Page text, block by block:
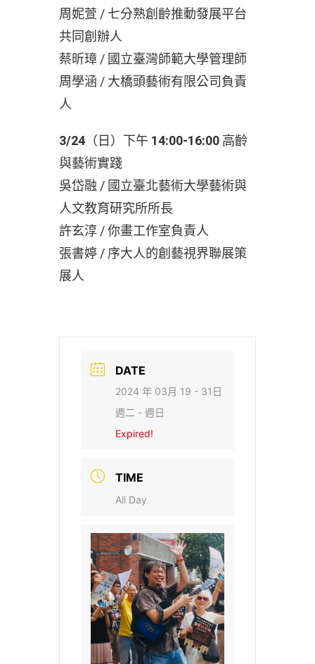
周妮萱 / 七分熟創齡推動發展平台
共同創辦人
蔡昕璋 / 國立臺灣師範大學管理師
周學涵 / 大橋頭藝術有限公司負責
人
3/24 （日）下午 14:00-16:00 高齡
與藝術實踐
吳岱融 / 國立臺北藝術大學藝術與
人文教育研究所所長
許玄淳 / 你畫工作室負責人
張書婷 / 序大人的創藝視界聯展策
展人
DATE
2024 年 03月 19 - 31日
週二 - 週日
Expired!
TIME
All Day